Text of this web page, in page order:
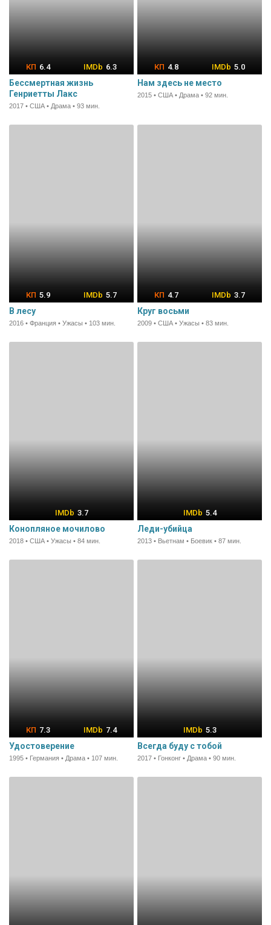
6.4 6.3
Бессмертная жизнь
Генриетты Лакс
2017 • США • Драма • 93 мин.
4.8 5.0
Нам здесь не место
2015 • США • Драма • 92 мин.
5.9 5.7
В лесу
2016 • Франция • Ужасы • 103 мин.
4.7 3.7
Круг восьми
2009 • США • Ужасы • 83 мин.
3.7
Конопляное мочилово
2018 • США • Ужасы • 84 мин.
5.4
Леди-убийца
2013 • Вьетнам • Боевик • 87 мин.
7.3 7.4
Удостоверение
1995 • Германия • Драма • 107 мин.
5.3
Всегда буду с тобой
2017 • Гонконг • Драма • 90 мин.